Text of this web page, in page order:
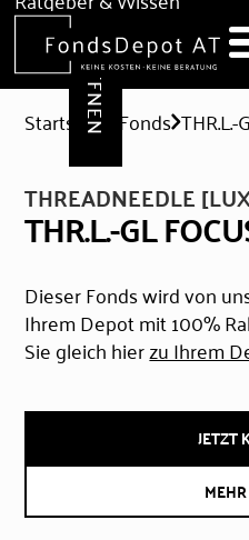
Hilfe & Formulare
DEPOT ERÖFFNEN
Startseite Fonds THR.L.-
THREADNEEDLE
THR.L.-GL
Dieser Fonds wird von
Ihrem Depot mit 100%
Sie gleich hierzu Ihrem
JETZT